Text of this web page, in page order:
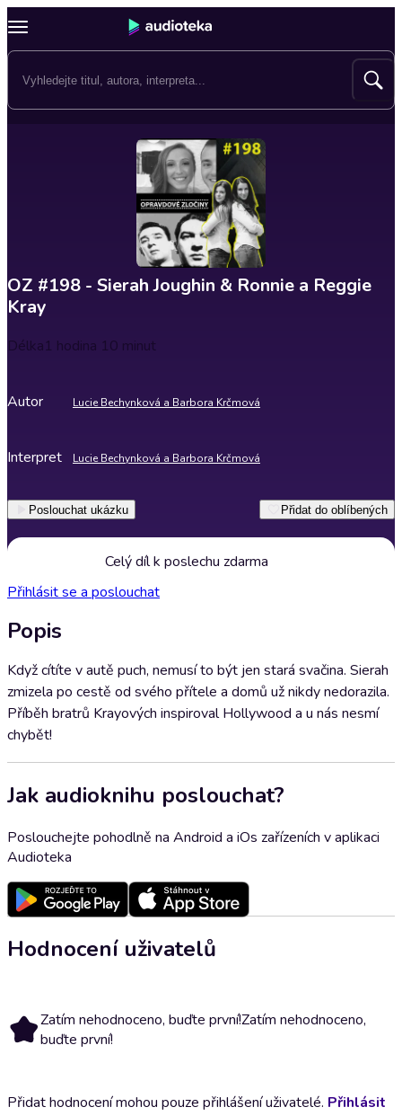
OZ #198 - Sierah Joughin & Ronnie a Reggie
Kray
Délka1 hodina 10 minut
Autor Lucie Bechynková a Barbora Krčmová
Interpret Lucie Bechynková a Barbora Krčmová
Poslouchat ukázku Přidat do oblíbených
Celý díl k poslechu zdarma
Přihlásit se a poslouchat
Popis
Když cítíte v autě puch, nemusí to být jen stará svačina. Sierah
zmizela po cestě od svého přítele a domů už nikdy nedorazila.
Příběh bratrů Krayových inspiroval Hollywood a u nás nesmí
chybět!
Jak audioknihu poslouchat?
Poslouchejte pohodlně na Android a iOs zařízeních v aplikaci
Audioteka
Hodnocení uživatelů
Zatím nehodnoceno, buďte první!Zatím nehodnoceno,
buďte první!
Přidat hodnocení mohou pouze přihlášení uživatelé. Přihlásit